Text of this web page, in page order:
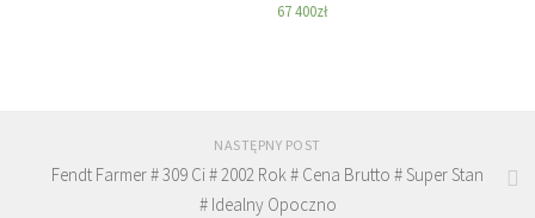
67 400zł
NASTĘPNY POST
Fendt Farmer # 309 Ci # 2002 Rok # Cena Brutto # Super Stan
# Idealny Opoczno